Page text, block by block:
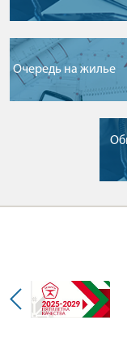
Очередь на жилье